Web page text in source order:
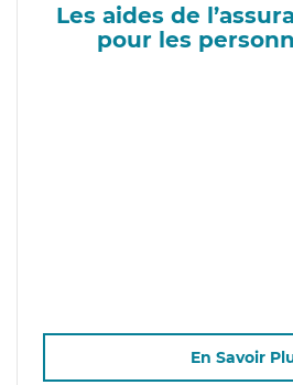
Les aides de
pour les
En Savoir